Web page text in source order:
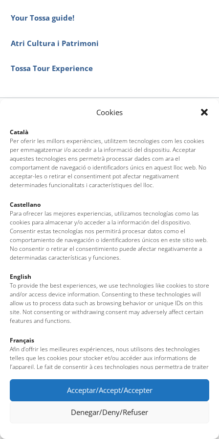
Cookies
Català
Per oferir les millors experiències, utilitzem tecnologies com les cookies
per emmagatzemar i/o accedir a la informació del dispositiu. Acceptar
aquestes tecnologies ens permetrà processar dades com ara el
comportament de navegació o identificadors únics en aquest lloc web. No
acceptar-les o retirar el consentiment pot afectar negativament
determinades funcionalitats i característiques del lloc.
Castellano
Para ofrecer las mejores experiencias, utilizamos tecnologías como las
cookies para almacenar y/o acceder a la información del dispositivo.
Consentir estas tecnologías nos permitirá procesar datos como el
comportamiento de navegación o identificadores únicos en este sitio web.
No consentir o retirar el consentimiento puede afectar negativamente a
determinadas características y funciones.
English
To provide the best experiences, we use technologies like cookies to store
and/or access device information. Consenting to these technologies will
allow us to process data such as browsing behavior or unique IDs on this
site. Not consenting or withdrawing consent may adversely affect certain
features and functions.
Français
Afin d’offrir les meilleures expériences, nous utilisons des technologies
telles que les cookies pour stocker et/ou accéder aux informations de
l’appareil. Le fait de consentir à ces technologies nous permettra de traiter
uniques sur ce site. Le fait de ne pas consentir ou de retirer son
consentement peut avoir un effet négatif sur certaines fonctionnalités et
caractéristiques du site.
Acceptar/Accept/Accepter
Denegar/Deny/Refuser
Your Tossa guide!
Atri Cultura i Patrimoni
Tossa Tour Experience